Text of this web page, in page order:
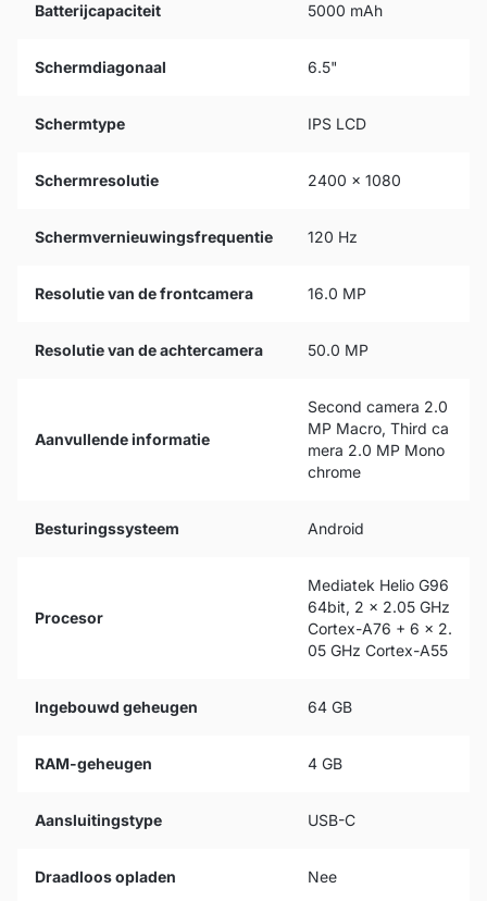
Batterijcapaciteit 5000 mAh
Schermdiagonaal 6.5"
Schermtype IPS LCD
Schermresolutie 2400 x 1080
Schermvernieuwingsfrequentie 120 Hz
Resolutie van de frontcamera 16.0 MP
Resolutie van de achtercamera 50.0 MP
Aanvullende informatie
Second camera 2.0
MP Macro, Third ca
mera 2.0 MP Mono
chrome
Besturingssysteem Android
Procesor
Mediatek Helio G96
64bit, 2 x 2.05 GHz
Cortex-A76 + 6 x 2.
05 GHz Cortex-A55
Ingebouwd geheugen 64 GB
RAM-geheugen 4 GB
Aansluitingstype USB-C
Draadloos opladen Nee